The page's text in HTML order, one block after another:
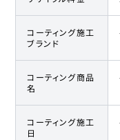
コーティング施工
ブランド
コーティング商品
名
コーティング施工
日